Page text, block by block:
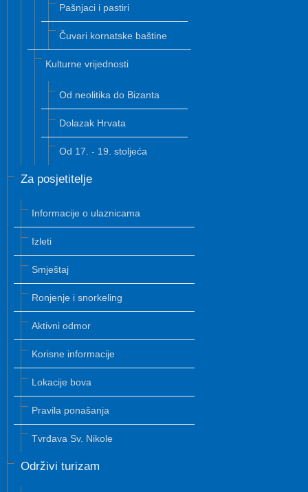
Pašnjaci i pastiri
Čuvari kornatske baštine
Kulturne vrijednosti
Od neolitika do Bizanta
Dolazak Hrvata
Od 17. - 19. stoljeća
Za posjetitelje
Informacije o ulaznicama
Izleti
Smještaj
Ronjenje i snorkeling
Aktivni odmor
Korisne informacije
Lokacije bova
Pravila ponašanja
Tvrđava Sv. Nikole
Održivi turizam